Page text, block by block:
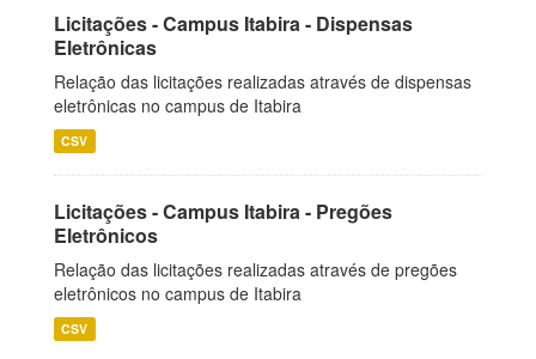
Licitações - Campus Itabira - Dispensas
Eletrônicas
Relação das licitações realizadas através de dispensas
eletrônicas no campus de Itabira
CSV
Licitações - Campus Itabira - Pregões
Eletrônicos
Relação das licitações realizadas através de pregões
eletrônicos no campus de Itabira
CSV